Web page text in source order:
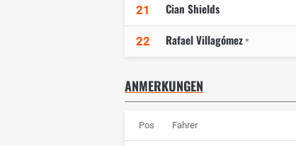
21 Cian Shields
22 Rafael Villagómez *
ANMERKUNGEN
Pos Fahrer